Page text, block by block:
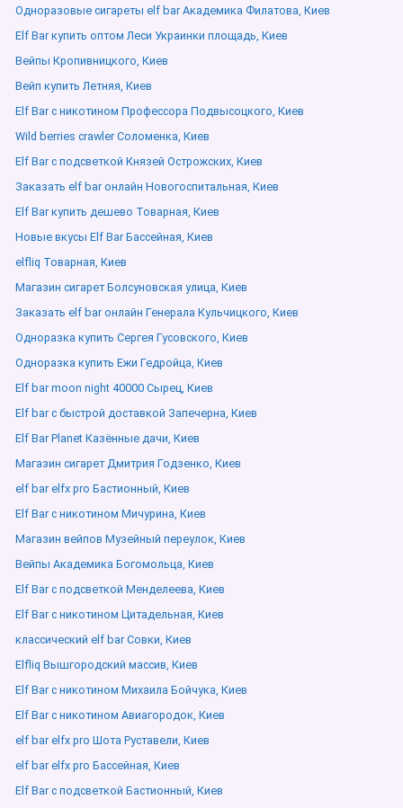
Одноразовые сигареты elf bar Академика Филатова, Киев
Elf Bar купить оптом Леси Украинки площадь, Киев
Вейпы Кропивницкого, Киев
Вейп купить Летняя, Киев
Elf Bar с никотином Профессора Подвысоцкого, Киев
Wild berries crawler Соломенка, Киев
Elf Bar с подсветкой Князей Острожских, Киев
Заказать elf bar онлайн Новогоспитальная, Киев
Elf Bar купить дешево Товарная, Киев
Новые вкусы Elf Bar Бассейная, Киев
elfliq Товарная, Киев
Магазин сигарет Болсуновская улица, Киев
Заказать elf bar онлайн Генерала Кульчицкого, Киев
Одноразка купить Сергея Гусовского, Киев
Одноразка купить Ежи Гедройца, Киев
Elf bar moon night 40000 Сырец, Киев
Elf bar с быстрой доставкой Запечерна, Киев
Elf Bar Planet Казённые дачи, Киев
Магазин сигарет Дмитрия Годзенко, Киев
elf bar elfx pro Бастионный, Киев
Elf Bar с никотином Мичурина, Киев
Магазин вейпов Музейный переулок, Киев
Вейпы Академика Богомольца, Киев
Elf Bar с подсветкой Менделеева, Киев
Elf Bar с никотином Цитадельная, Киев
классический elf bar Совки, Киев
Elfliq Вышгородский массив, Киев
Elf Bar с никотином Михаила Бойчука, Киев
Elf Bar с никотином Авиагородок, Киев
elf bar elfx pro Шота Руставели, Киев
elf bar elfx pro Бассейная, Киев
Elf Bar с подсветкой Бастионный, Киев